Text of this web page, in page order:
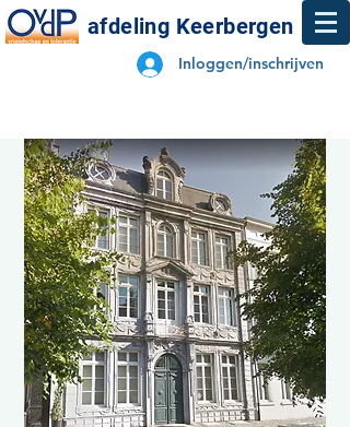
afdeling Keerbergen
Inloggen/inschrijven